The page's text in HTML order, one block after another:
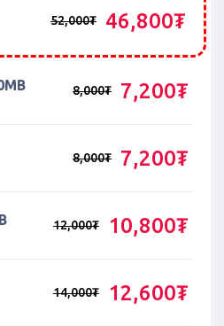
52,000₮ 46,800₮
8,000₮ 7,200₮
8,000₮ 7,200₮
12,000₮ 10,800₮
14,000₮ 12,600₮